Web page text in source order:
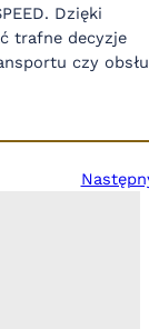
Dzięki
trafne decyzje
czy